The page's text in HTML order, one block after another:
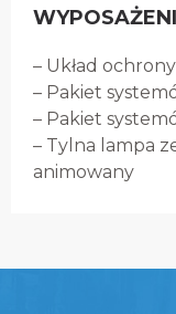
– Układ
– Pakiet
– Pakiet
– Tylna lampa
animowany